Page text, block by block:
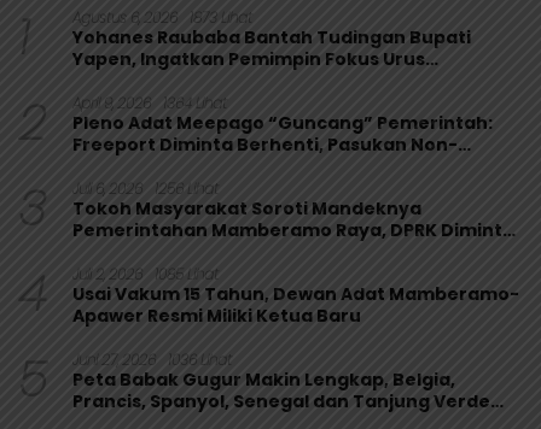
1 Agustus 6, 2026 1873 Lihat
Yohanes Raubaba Bantah Tudingan Bupati
Yapen, Ingatkan Pemimpin Fokus Urus
2 April 9, 2026 1364 Lihat
Pleno Adat Meepago “Guncang” Pemerintah:
Freeport Diminta Berhenti, Pasukan Non-
3 Juli 6, 2026 1256 Lihat
Tokoh Masyarakat Soroti Mandeknya
Pemerintahan Mamberamo Raya, DPRK Diminta
4 Juli 2, 2026 1085 Lihat
Usai Vakum 15 Tahun, Dewan Adat Mamberamo-
Apawer Resmi Miliki Ketua Baru
5 Juni 27, 2026 1036 Lihat
Peta Babak Gugur Makin Lengkap, Belgia,
Prancis, Spanyol, Senegal dan Tanjung Verde